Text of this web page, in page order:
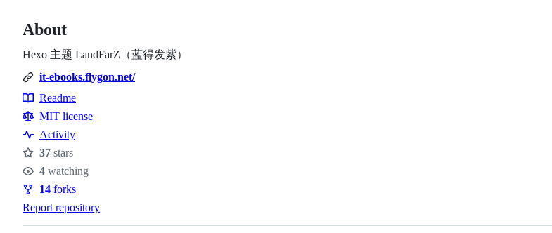
About
Hexo 主题 LandFarZ（蓝得发紫）
it-ebooks.flygon.net/
Resources
Readme
MIT license
Activity
Stars
37 stars
Watchers
4 watching
Forks
14 forks
Report repository